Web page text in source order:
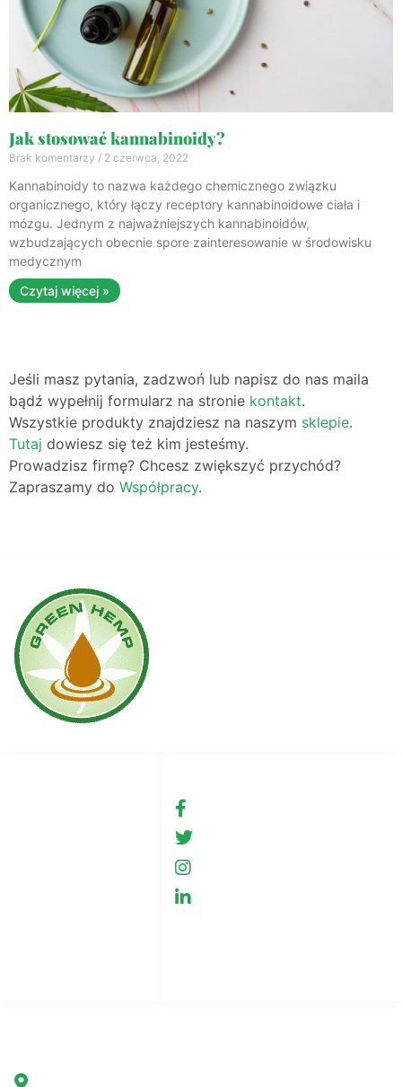
Jak stosować kannabinoidy?
Brak komentarzy 2 czerwca, 2022
Kannabinoidy to nazwa każdego chemicznego związku
organicznego, który łączy receptory kannabinoidowe ciała i
mózgu. Jednym z najważniejszych kannabinoidów,
wzbudzających obecnie spore zainteresowanie w środowisku
medycznym
Czytaj więcej »
Jeśli masz pytania, zadzwoń lub napisz do nas maila
bądź wypełnij formularz na stronie kontakt.
Wszystkie produkty znajdziesz na naszym sklepie.
Tutaj dowiesz się też kim jesteśmy.
Prowadzisz firmę? Chcesz zwiększyć przychód?
Zapraszamy do Współpracy.